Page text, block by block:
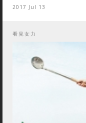
2017 Jul 13
看見女力